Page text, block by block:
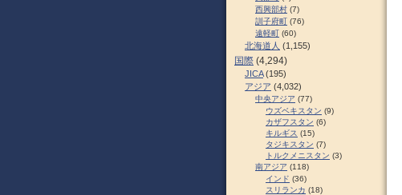
西興部村 (7)
訓子府町 (76)
遠軽町 (60)
北海道人 (1,155)
国際 (4,294)
JICA(195)
アジア (4,032)
中央アジア (77)
ウズベキスタン (9)
カザフスタン (6)
キルギス (15)
タジキスタン (7)
トルクメニスタン (3)
南アジア (118)
インド (36)
スリランカ (18)